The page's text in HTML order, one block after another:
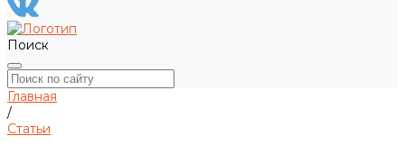
Поиск
Главная
/
Статьи